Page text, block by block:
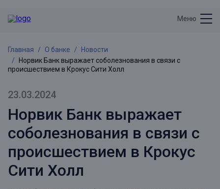
Меню
Главная О банке
Новости
Норвик Банк выражает соболезнования в связи с
происшествием в Крокус Сити Холл
23.03.2024
Норвик Банк выражает
соболезнования в связи с
происшествием в Крокус
Сити Холл